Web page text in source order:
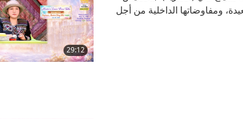
29:12
ومفاوضاتها الداخلية من أجل